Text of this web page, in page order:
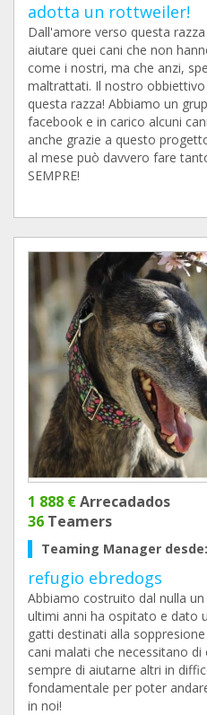
adotta un rottweiler!
Dall'amore verso questa
aiutare quei cani che non
come i nostri, ma che anzi,
maltrattati. Il nostro
questa razza! Abbiamo un
facebook e in carico alcuni
anche grazie a questo
al mese può davvero fare
SEMPRE!
1 888 €Arrecadados
36 Teamers
Teaming Manager desde:
refugio ebredogs
Abbiamo costruito dal nulla
ultimi anni ha ospitato e dato
gatti destinati alla
cani malati che necessitano
sempre di aiutarne altri in
fondamentale per poter
in noi!